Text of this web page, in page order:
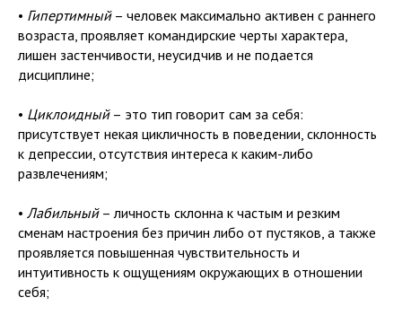
• Гипертимный– человек максимально активен с раннего
возраста, проявляет командирские черты характера,
лишен застенчивости, неусидчив и не подается
дисциплине;
• Циклоидный– это тип говорит сам за себя:
присутствует некая цикличность в поведении, склонность
к депрессии, отсутствия интереса к каким-либо
развлечениям;
• Лабильный– личность склонна к частым и резким
сменам настроения без причин либо от пустяков, а также
проявляется повышенная чувствительность и
интуитивность к ощущениям окружающих в отношении
себя;